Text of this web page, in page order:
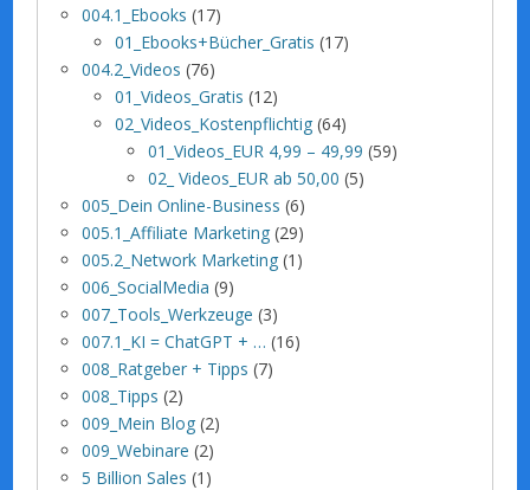
004.1_Ebooks (17)
01_Ebooks+Bücher_Gratis (17)
004.2_Videos (76)
01_Videos_Gratis (12)
02_Videos_Kostenpflichtig (64)
01_Videos_EUR 4,99 – 49,99 (59)
02_ Videos_EUR ab 50,00 (5)
005_Dein Online-Business (6)
005.1_Affiliate Marketing (29)
005.2_Network Marketing (1)
006_SocialMedia (9)
007_Tools_Werkzeuge (3)
007.1_KI = ChatGPT + … (16)
008_Ratgeber + Tipps (7)
008_Tipps (2)
009_Mein Blog (2)
009_Webinare (2)
5 Billion Sales (1)